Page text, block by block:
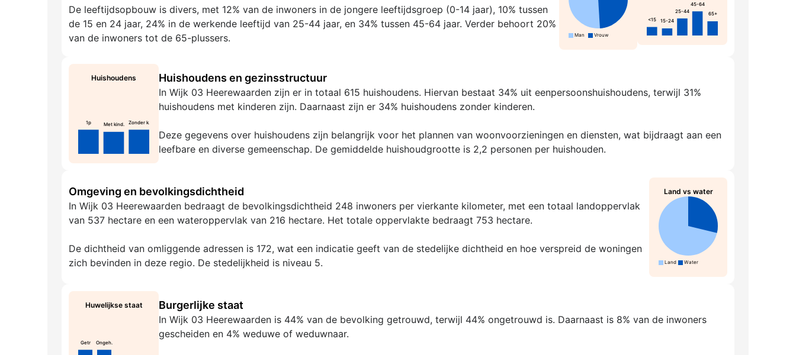
De leeftijdsopbouw is divers, met 12% van de inwoners in de jongere leeftijdsgroep (0-14 jaar), 10% tussen
de 15 en 24 jaar, 24% in de werkende leeftijd van 25-44 jaar, en 34% tussen 45-64 jaar. Verder behoort 20%
van de inwoners tot de 65-plussers.
Man Vrouw
<15 15-24
25-44
45-64
65+
Huishoudens
1p Met kind. Zonder k.
Huishoudens en gezinsstructuur
In Wijk 03 Heerewaarden zijn er in totaal 615 huishoudens. Hiervan bestaat 34% uit eenpersoonshuishoudens, terwijl 31%
huishoudens met kinderen zijn. Daarnaast zijn er 34% huishoudens zonder kinderen.
Deze gegevens over huishoudens zijn belangrijk voor het plannen van woonvoorzieningen en diensten, wat bijdraagt aan een
leefbare en diverse gemeenschap. De gemiddelde huishoudgrootte is 2,2 personen per huishouden.
Omgeving en bevolkingsdichtheid
In Wijk 03 Heerewaarden bedraagt de bevolkingsdichtheid 248 inwoners per vierkante kilometer, met een totaal landoppervlak
van 537 hectare en een wateroppervlak van 216 hectare. Het totale oppervlakte bedraagt 753 hectare.
De dichtheid van omliggende adressen is 172, wat een indicatie geeft van de stedelijke dichtheid en hoe verspreid de woningen
zich bevinden in deze regio. De stedelijkheid is niveau 5.
Land vs water
Land Water
Huwelijkse staat
Getr Ongeh.
Burgerlijke staat
In Wijk 03 Heerewaarden is 44% van de bevolking getrouwd, terwijl 44% ongetrouwd is. Daarnaast is 8% van de inwoners
gescheiden en 4% weduwe of weduwnaar.